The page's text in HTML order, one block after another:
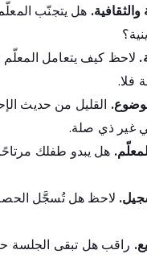
هل يتجنّب
لاحظ كيف يتعامل المعلّم
فلا.
القليل من حديث
غير ذي صلة.
هل يبدو طفلك
لاحظ هل تُسجَّل
راقب هل تبقى الجلسة